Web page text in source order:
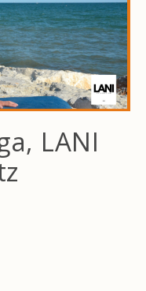
LANI